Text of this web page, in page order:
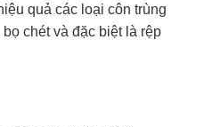
quả các loại côn trùng
chét và đặc biệt là rệp